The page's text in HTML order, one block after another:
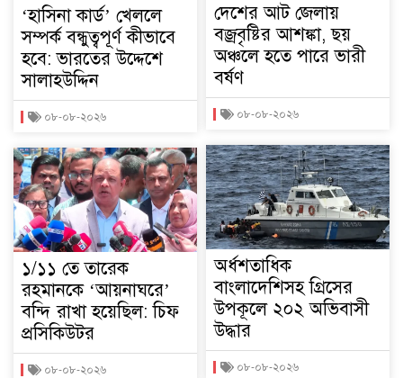
‘হাসিনা কার্ড’ খেললে
সম্পর্ক বন্ধুত্বপূর্ণ কীভাবে
হবে: ভারতের উদ্দেশে
সালাহউদ্দিন
০৮-০৮-২০২৬
১/১১ তে তারেক
রহমানকে ‘আয়নাঘরে’
বন্দি রাখা হয়েছিল: চিফ
প্রসিকিউটর
০৮-০৮-২০২৬
দেশের আট জেলায়
বজ্রবৃষ্টির আশঙ্কা, ছয়
অঞ্চলে হতে পারে ভারী
বর্ষণ
০৮-০৮-২০২৬
অর্ধশতাধিক
বাংলাদেশিসহ গ্রিসের
উপকূলে ২০২ অভিবাসী
উদ্ধার
০৮-০৮-২০২৬